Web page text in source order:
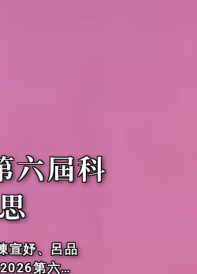
大專校
師 榮獲 OD
賽第二名